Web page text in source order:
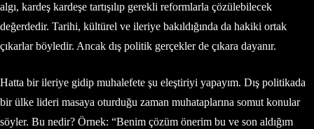
algı, kardeş kardeşe tartışılıp gerekli reformlarla çözülebilecek
değerdedir. Tarihi, kültürel ve ileriye bakıldığında da hakiki ortak
çıkarlar böyledir. Ancak dış politik gerçekler de çıkara dayanır.
Hatta bir ileriye gidip muhalefete şu eleştiriyi yapayım. Dış politikada
bir ülke lideri masaya oturduğu zaman muhataplarına somut konular
söyler. Bu nedir? Örnek: “Benim çözüm önerim bu ve son aldığım